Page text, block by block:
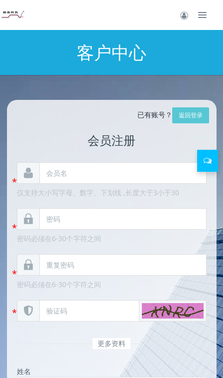
客户中心
已有账号？ 返回登录
会员注册
仅支持大小写字母、数字、下划线 ,长度大于3小于30
密码必须在6-30个字符之间
密码必须在6-30个字符之间
更多资料
姓名